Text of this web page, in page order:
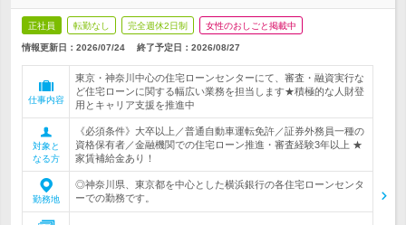
正社員 転勤なし 完全週休2日制 女性のおしごと掲載中
情報更新日：2026/07/24 終了予定日： 2026/08/27
仕事内容
東京・神奈川中心の住宅ローンセンターにて、審査・融資実行な
ど住宅ローンに関する幅広い業務を担当します★積極的な人財登
用とキャリア支援を推進中
対象と
なる方
《必須条件》大卒以上／普通自動車運転免許／証券外務員一種の
資格保有者／金融機関での住宅ローン推進・審査経験3年以上 ★
家賃補給金あり！
勤務地
◎神奈川県、東京都を中心とした横浜銀行の各住宅ローンセンタ
ーでの勤務です。